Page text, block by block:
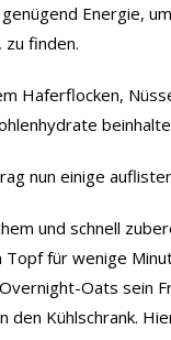
Energie,
zu finden.
Haferflocken,
nun einige
und schnell
für wenige
Oats sein
Kühlschrank.